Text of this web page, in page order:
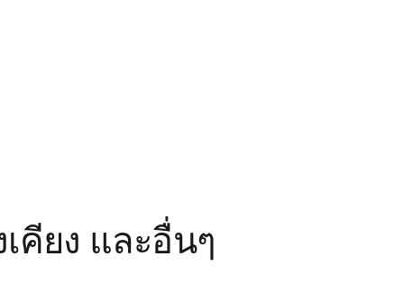
คียง และอื่นๆ